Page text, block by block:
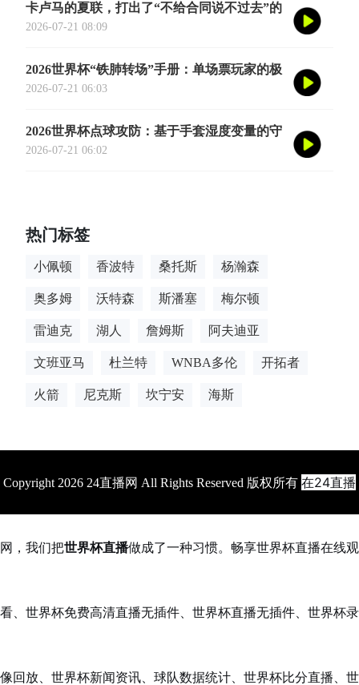
卡卢马的夏联，打出了“不给合同说不过去”的
数据
2026-07-21 08:09
2026世界杯“铁肺转场”手册：单场票玩家的极
限跨城生存法则
2026-07-21 06:03
2026世界杯点球攻防：基于手套湿度变量的守
门员扑救决策亚秒级算法重构
2026-07-21 06:02
热门标签
小佩顿 香波特 桑托斯 杨瀚森
奥多姆 沃特森 斯潘塞 梅尔顿
雷迪克 湖人 詹姆斯 阿夫迪亚
文班亚马 杜兰特 WNBA多伦 开拓者
火箭 尼克斯 坎宁安 海斯
Copyright 2026 24直播网 All Rights Reserved 版权所有 在24直播
网，我们把世界杯直播做成了一种习惯。畅享世界杯直播在线观
看、世界杯免费高清直播无插件、世界杯直播无插件、世界杯录
像回放、世界杯新闻资讯、球队数据统计、世界杯比分直播、世